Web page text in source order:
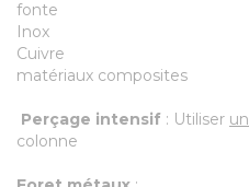
fonte
Inox
Cuivre
matériaux composites
Perçage intensif : Utiliser
colonne